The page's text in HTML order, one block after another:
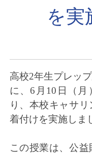
入試情報
お問い合わせ
資料請求
を実
高校2年生プレッ
に、6月10日（月
り、本校キャサリ
着付けを実施しま
この授業は、 公益